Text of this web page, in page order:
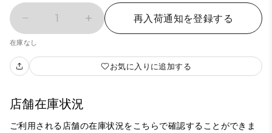
1 再入荷通知を登録する
在庫なし
お気に入りに追加する
店舗在庫状況
ご利用される店舗の在庫状況をこちらで確認することができま